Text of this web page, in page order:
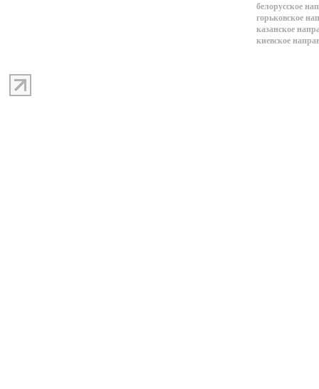
белорусское
горьковское
казанское
киевское